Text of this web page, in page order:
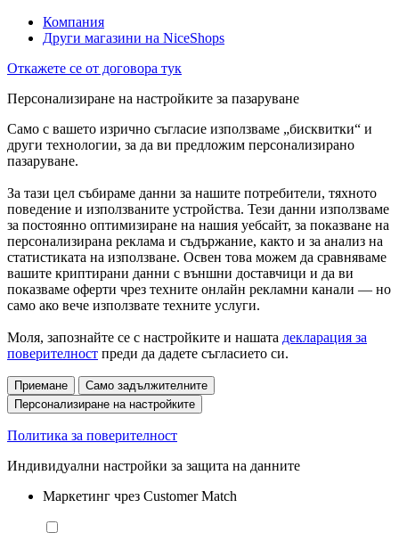
Компания
Други магазини на NiceShops
Откажете се от договора тук
Персонализиране на настройките за пазаруване
Само с вашето изрично съгласие използваме „бисквитки“ и
други технологии, за да ви предложим персонализирано
пазаруване.
За тази цел събираме данни за нашите потребители, тяхното
поведение и използваните устройства. Тези данни използваме
за постоянно оптимизиране на нашия уебсайт, за показване на
персонализирана реклама и съдържание, както и за анализ на
статистиката на използване. Освен това можем да сравняваме
вашите криптирани данни с външни доставчици и да ви
показваме оферти чрез техните онлайн рекламни канали — но
само ако вече използвате техните услуги.
Моля, запознайте се с настройките и нашата декларация за
поверителност преди да дадете съгласието си.
Приемане
Само задължителните
Персонализиране на настройките
Политика за поверителност
Индивидуални настройки за защита на данните
Маркетинг чрез Customer Match